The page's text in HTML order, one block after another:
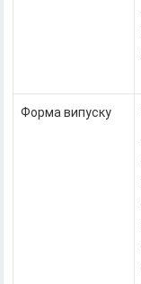
Форма випуску